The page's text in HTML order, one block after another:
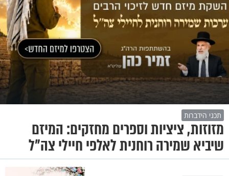
תכני הידברות
מזוזות, ציציות וספרים מחזקים: המיזם
שיביא שמירה רוחנית לאלפי חיילי צה"ל